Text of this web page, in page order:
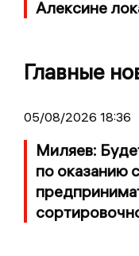
Алексине
Главные
05/08/2026 18:36
Миляев:
по оказанию